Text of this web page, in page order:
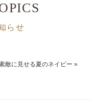
らせ